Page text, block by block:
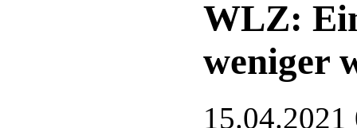
WLZ:
weniger
15.04.2021